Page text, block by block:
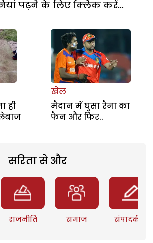
पढ़ने के लिए क्लिक करें...
ही
खेल
मैदान में घुसा रैना का
फैन और फिर..
सरिता से और
राजनीति समाज संपादकीय